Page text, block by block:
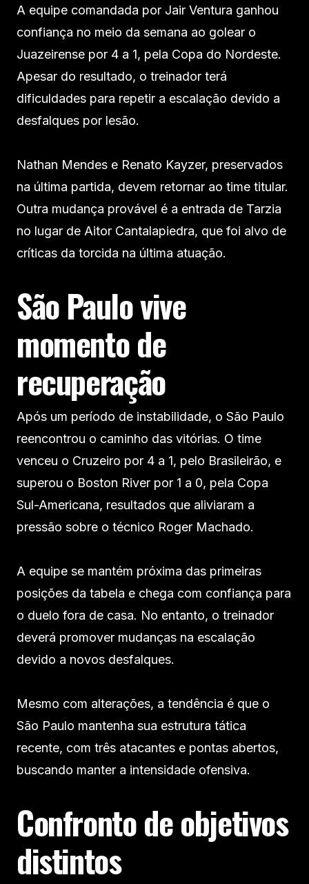
A equipe comandada por Jair Ventura ganhou
confiança no meio da semana ao golear o
Juazeirense por 4 a 1, pela Copa do Nordeste.
Apesar do resultado, o treinador terá
dificuldades para repetir a escalação devido a
desfalques por lesão.
Nathan Mendes e Renato Kayzer, preservados
na última partida, devem retornar ao time titular.
Outra mudança provável é a entrada de Tarzia
no lugar de Aitor Cantalapiedra, que foi alvo de
críticas da torcida na última atuação.
São Paulo vive
momento de
recuperação
Após um período de instabilidade, o São Paulo
reencontrou o caminho das vitórias. O time
venceu o Cruzeiro por 4 a 1, pelo Brasileirão, e
superou o Boston River por 1 a 0, pela Copa
Sul-Americana, resultados que aliviaram a
pressão sobre o técnico Roger Machado.
A equipe se mantém próxima das primeiras
posições da tabela e chega com confiança para
o duelo fora de casa. No entanto, o treinador
deverá promover mudanças na escalação
devido a novos desfalques.
Mesmo com alterações, a tendência é que o
São Paulo mantenha sua estrutura tática
recente, com três atacantes e pontas abertos,
buscando manter a intensidade ofensiva.
Confronto de objetivos
distintos